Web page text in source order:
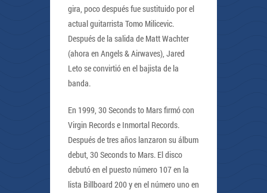
gira, poco después fue sustituido por el
actual guitarrista Tomo Milicevic.
Después de la salida de Matt Wachter
(ahora en Angels & Airwaves), Jared
Leto se convirtió en el bajista de la
banda.
En 1999, 30 Seconds to Mars firmó con
Virgin Records e Inmortal Records.
Después de tres años lanzaron su álbum
debut, 30 Seconds to Mars. El disco
debutó en el puesto número 107 en la
lista Billboard 200 y en el número uno en